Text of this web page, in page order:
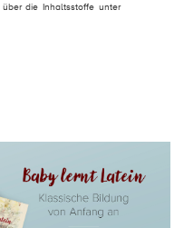
die Inhaltsstoffe unter